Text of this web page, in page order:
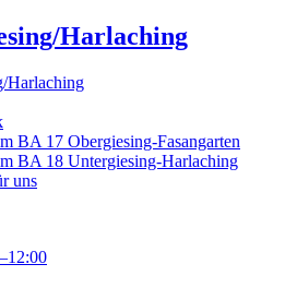
Harlaching
Harlaching
BA 17 Obergiesing-Fasangarten
BA 18 Untergiesing-Harlaching
uns